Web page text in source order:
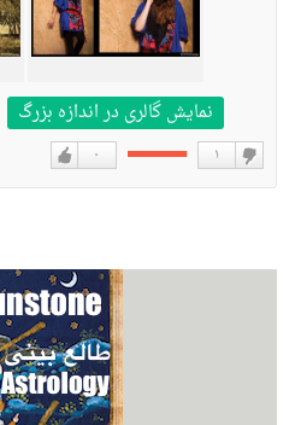
نمایش گالری در اندازه بزرگ
۰ ۱